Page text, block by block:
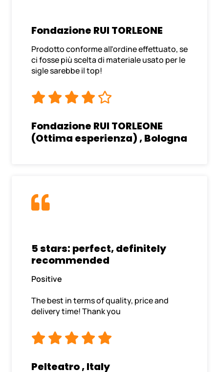
Fondazione RUI TORLEONE
Prodotto conforme all'ordine effettuato, se
ci fosse più scelta di materiale usato per le
sigle sarebbe il top!
Fondazione RUI TORLEONE
(Ottima esperienza) , Bologna
5 stars: perfect, definitely
recommended
Positive
The best in terms of quality, price and
delivery time! Thank you
Pelteatro , Italy